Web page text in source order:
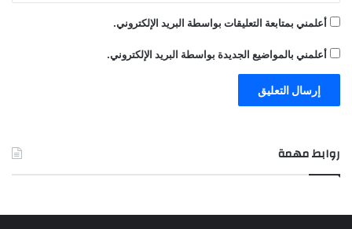
أعلمني بمتابعة التعليقات بواسطة البريد الإلكتروني.
أعلمني بالمواضيع الجديدة بواسطة البريد الإلكتروني.
روابط مهمة